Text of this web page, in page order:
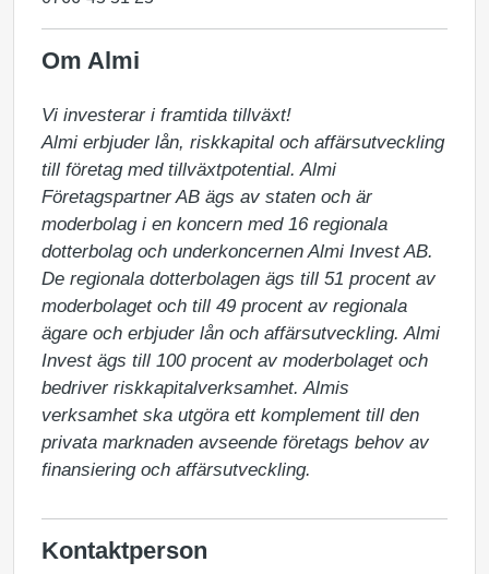
Om Almi
Vi investerar i framtida tillväxt!
Almi erbjuder lån, riskkapital och affärsutveckling
till företag med tillväxtpotential. Almi
Företagspartner AB ägs av staten och är
moderbolag i en koncern med 16 regionala
dotterbolag och underkoncernen Almi Invest AB.
De regionala dotterbolagen ägs till 51 procent av
moderbolaget och till 49 procent av regionala
ägare och erbjuder lån och affärsutveckling. Almi
Invest ägs till 100 procent av moderbolaget och
bedriver riskkapitalverksamhet. Almis
verksamhet ska utgöra ett komplement till den
privata marknaden avseende företags behov av
finansiering och affärsutveckling.
Kontaktperson